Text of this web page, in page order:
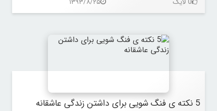
5 نکته ی فنگ شویی برای داشتن زندگی عاشقانه